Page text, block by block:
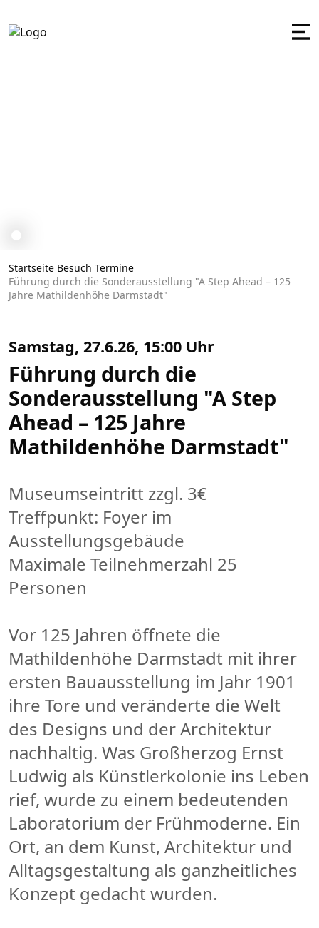
Führung durch die
Startseite Besuch Termine
Führung durch die Sonderausstellung "A Step Ahead – 125
Jahre Mathildenhöhe Darmstadt"
Samstag, 27.6.26, 15:00 Uhr
Führung durch die
Sonderausstellung "A Step
Ahead – 125 Jahre
Mathildenhöhe Darmstadt"
Museumseintritt zzgl. 3€
Treffpunkt: Foyer im
Ausstellungsgebäude
Maximale Teilnehmerzahl 25
Personen
Vor 125 Jahren öffnete die
Mathildenhöhe Darmstadt mit ihrer
ersten Bauausstellung im Jahr 1901
ihre Tore und veränderte die Welt
des Designs und der Architektur
nachhaltig. Was Großherzog Ernst
Ludwig als Künstlerkolonie ins Leben
rief, wurde zu einem bedeutenden
Laboratorium der Frühmoderne. Ein
Ort, an dem Kunst, Architektur und
Alltagsgestaltung als ganzheitliches
Konzept gedacht wurden.